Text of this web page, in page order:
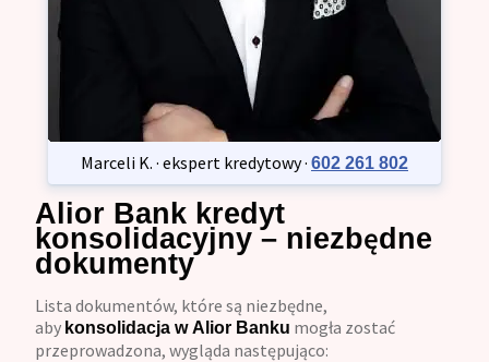
Marceli K. · ekspert kredytowy · 602 261 802
Alior Bank kredyt
konsolidacyjny – niezbędne
dokumenty
Lista dokumentów, które są niezbędne,
aby konsolidacja w Alior Banku mogła zostać
przeprowadzona, wygląda następująco: